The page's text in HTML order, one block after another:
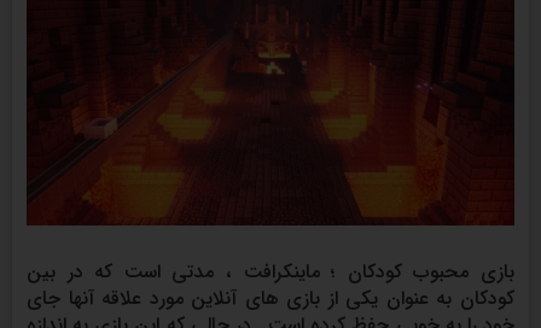
بازی محبوب کودکان ؛ ماینکرافت ، مدتی است که در بین
کودکان به عنوان یکی از بازی های آنلاین مورد علاقه آنها جای